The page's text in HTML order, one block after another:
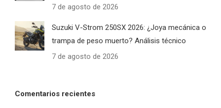
7 de agosto de 2026
Suzuki V-Strom 250SX 2026: ¿Joya mecánica o
trampa de peso muerto? Análisis técnico
7 de agosto de 2026
Comentarios recientes